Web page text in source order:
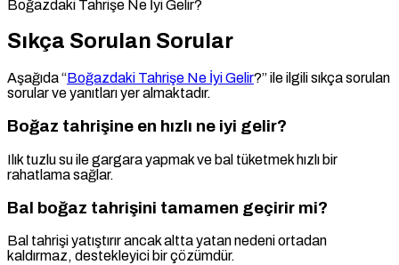
Boğazdaki Tahrişe Ne İyi Gelir?
Sıkça Sorulan Sorular
Aşağıda “Boğazdaki Tahrişe Ne İyi Gelir?” ile ilgili sıkça sorulan
sorular ve yanıtları yer almaktadır.
Boğaz tahrişine en hızlı ne iyi gelir?
Ilık tuzlu su ile gargara yapmak ve bal tüketmek hızlı bir
rahatlama sağlar.
Bal boğaz tahrişini tamamen geçirir mi?
Bal tahrişi yatıştırır ancak altta yatan nedeni ortadan
kaldırmaz, destekleyici bir çözümdür.